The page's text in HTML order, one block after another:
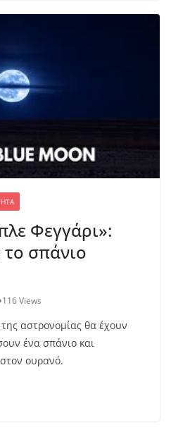
Φεγγάρι»:
σπάνιο
116 Views
αστρονομίας θα έχουν
ένα σπάνιο και
ουρανό.